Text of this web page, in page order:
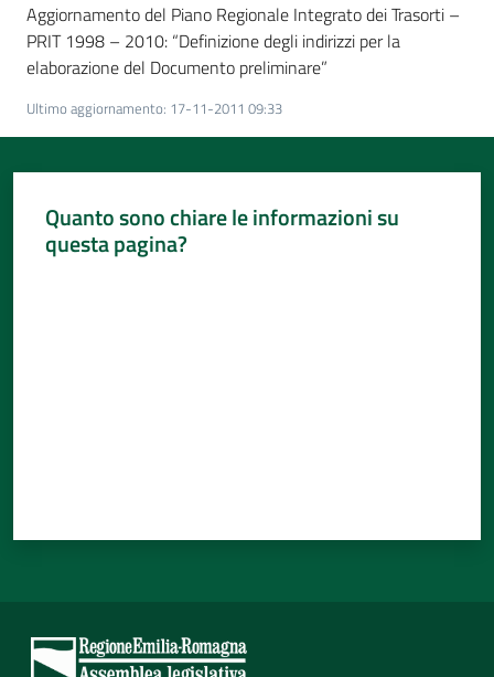
Aggiornamento del Piano Regionale Integrato dei Trasorti –
PRIT 1998 – 2010: “Definizione degli indirizzi per la
elaborazione del Documento preliminare”
Ultimo aggiornamento: 17-11-2011 09:33
Quanto sono chiare le informazioni su
questa pagina?